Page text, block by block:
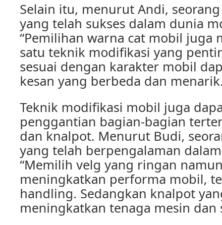
Selain itu, menurut Andi,
yang telah sukses dalam dunia
“Pemilihan warna cat mobil juga
satu teknik modifikasi yang
sesuai dengan karakter mobil
kesan yang berbeda dan
Teknik modifikasi mobil juga
penggantian bagian-bagian
dan knalpot. Menurut Budi,
yang telah berpengalaman
“Memilih velg yang ringan
meningkatkan performa mobil,
handling. Sedangkan knalpot
meningkatkan tenaga mesin dan